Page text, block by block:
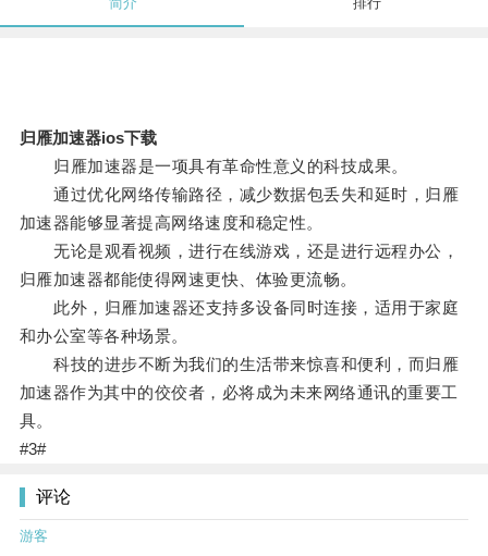
归雁加速器ios下载
归雁加速器是一项具有革命性意义的科技成果。
通过优化网络传输路径，减少数据包丢失和延时，归雁
加速器能够显著提高网络速度和稳定性。
无论是观看视频，进行在线游戏，还是进行远程办公，
归雁加速器都能使得网速更快、体验更流畅。
此外，归雁加速器还支持多设备同时连接，适用于家庭
和办公室等各种场景。
科技的进步不断为我们的生活带来惊喜和便利，而归雁
加速器作为其中的佼佼者，必将成为未来网络通讯的重要工
具。
#3#
评论
游客